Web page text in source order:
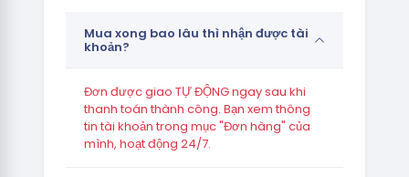
Mua xong bao lâu thì nhận được tài
khoản?
Đơn được giao TỰ ĐỘNG ngay sau khi
thanh toán thành công. Bạn xem thông
tin tài khoản trong mục "Đơn hàng" của
mình, hoạt động 24/7.